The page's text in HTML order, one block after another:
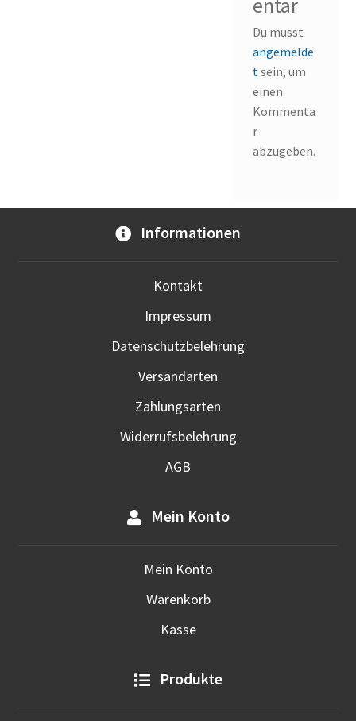
entar
Du musst
angemelde
tsein, um
einen
Kommenta
r
abzugeben.
Informationen
Kontakt
Impressum
Datenschutzbelehrung
Versandarten
Zahlungsarten
Widerrufsbelehrung
AGB
Mein Konto
Mein Konto
Warenkorb
Kasse
Produkte